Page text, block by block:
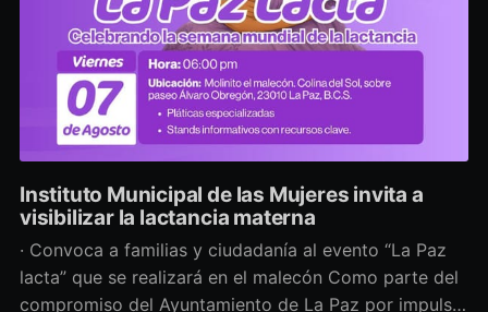
Instituto Municipal de las Mujeres invita a
visibilizar la lactancia materna
· Convoca a familias y ciudadanía al evento “La Paz
lacta” que se realizará en el malecón Como parte del
compromiso del Ayuntamiento de La Paz por impulsar